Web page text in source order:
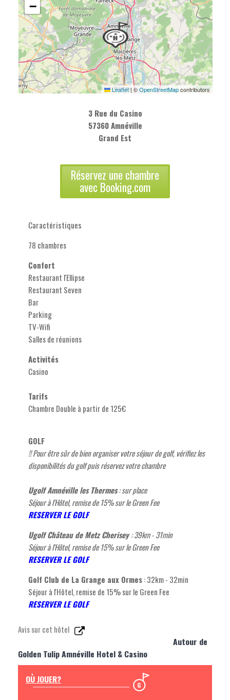
−
Leaflet| ©OpenStreetMapcontributors
3 Rue du Casino
57360 Amnéville
Grand Est
Réservez une chambre
avec Booking.com
Caractéristiques
78 chambres
Confort
Restaurant l'Ellipse
Restaurant Seven
Bar
Parking
TV-Wifi
Salles de réunions
Activités
Casino
Tarifs
Chambre Double à partir de 125€
GOLF
!! Pour être sûr de bien organiser votre séjour de golf, vérifiez les
disponibilités du golf puis réservez votre chambre
Ugolf Amnéville les Thermes: sur place
Séjour à l'Hôtel, remise de 15% sur le Green Fee
RESERVER LE GOLF
Ugolf Château de Metz Cherisey: 39km - 31min
Séjour à l'Hôtel, remise de 15% sur le Green Fee
RESERVER LE GOLF
Golf Club de La Grange aux Ormes: 32km - 32min
Séjour à l'Hôtel, remise de 15% sur le Green Fee
RESERVER LE GOLF
Avis sur cet hôtel
Autour de
Golden Tulip Amnéville Hotel & Casino
OÙ JOUER?